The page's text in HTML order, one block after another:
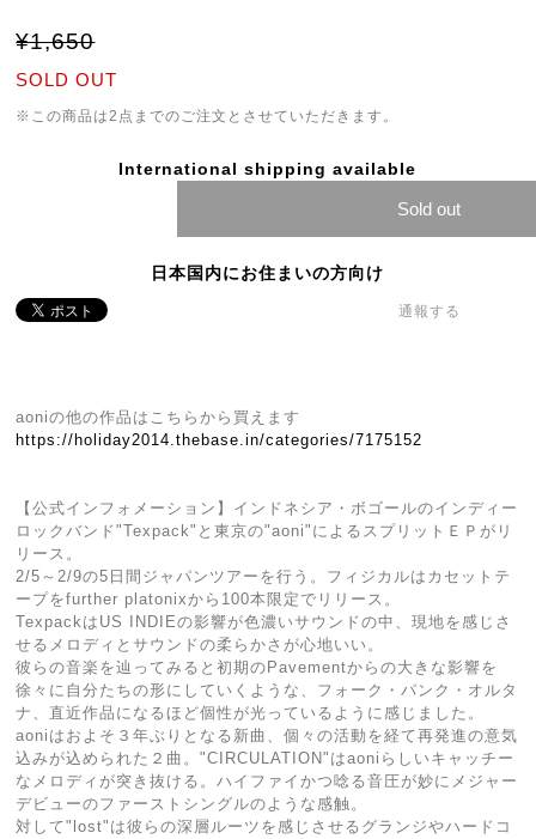
¥1,650
SOLD OUT
※この商品は2点までのご注文とさせていただきます。
International shipping available
Sold out
日本国内にお住まいの方向け
通報する
aoniの他の作品はこちらから買えます
https://holiday2014.thebase.in/categories/7175152
【公式インフォメーション】インドネシア・ボゴールのインディー
ロックバンド"Texpack"と東京の"aoni"によるスプリットＥＰがリ
リース。
2/5～2/9の5日間ジャパンツアーを行う。フィジカルはカセットテ
ープをfurther platonixから100本限定でリリース。
TexpackはUS INDIEの影響が色濃いサウンドの中、現地を感じさ
せるメロディとサウンドの柔らかさが心地いい。
彼らの音楽を辿ってみると初期のPavementからの大きな影響を
徐々に自分たちの形にしていくような、フォーク・パンク・オルタ
ナ、直近作品になるほど個性が光っているように感じました。
aoniはおよそ３年ぶりとなる新曲、個々の活動を経て再発進の意気
込みが込められた２曲。"CIRCULATION"はaoniらしいキャッチー
なメロディが突き抜ける。ハイファイかつ唸る音圧が妙にメジャー
デビューのファーストシングルのような感触。
対して"lost"は彼らの深層ルーツを感じさせるグランジやハードコ